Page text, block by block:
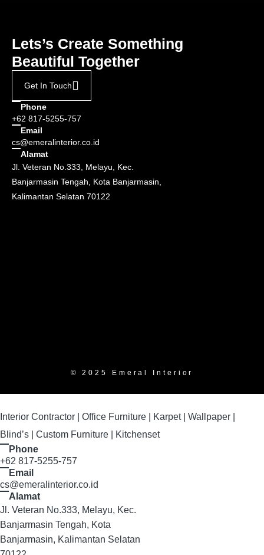
Lets’s Create Something
Beautiful Together
Get In Touch
Phone
+62 817-5255-757
Email
cs@emeralinterior.co.id
Alamat
Jl. Veteran No.333, Melayu, Kec.
Banjarmasin Tengah, Kota Banjarmasin,
Kalimantan Selatan 70122
© 2025 Emeral Interior
Interior Contractor | Office Furniture | Karpet | Wallpaper |
Blind’s | Custom Furniture | Kitchenset
Phone
+62 817-5255-757
Email
cs@emeralinterior.co.id
Alamat
Jl. Veteran No.333, Melayu, Kec.
Banjarmasin Tengah, Kota
Banjarmasin, Kalimantan Selatan